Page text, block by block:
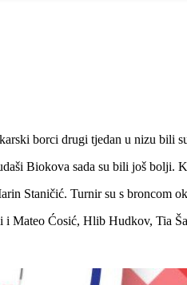
borci drugi tjedan u nizu bili
Biokova sada su bili još bolji.
Staničić. Turnir su s broncom
Mateo Ćosić, Hlib Hudkov, Tia